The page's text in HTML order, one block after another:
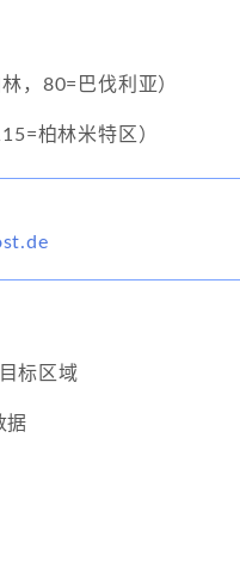
，80=巴伐利亚）
柏林米特区）
标区域
据